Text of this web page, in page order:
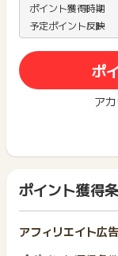
ポイント獲得時期
予定ポイント反映
ポ
ア
ポイント獲得
アフィリエイト広